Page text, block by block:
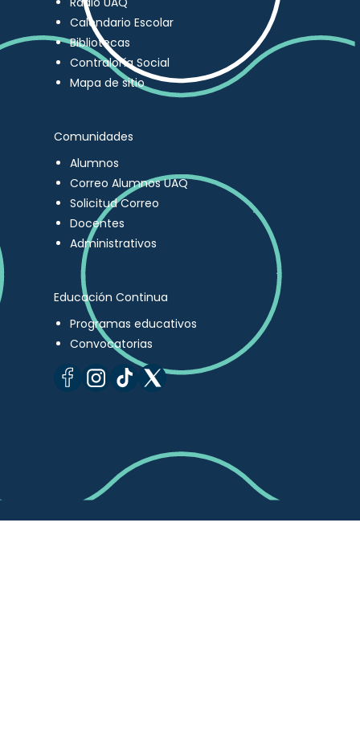
Calendario Escolar
Bibliotecas
Contraloría Social
Mapa de sitio
Comunidades
Alumnos
Correo Alumnos UAQ
Solicitud Correo
Docentes
Administrativos
Educación Continua
Programas educativos
Convocatorias